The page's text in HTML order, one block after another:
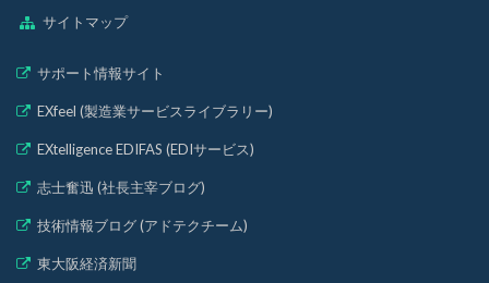
サイトマップ
サポート情報サイト
EXfeel (製造業サービスライブラリー)
EXtelligence EDIFAS (EDIサービス)
志士奮迅 (社長主宰ブログ)
技術情報ブログ (アドテクチーム)
東大阪経済新聞